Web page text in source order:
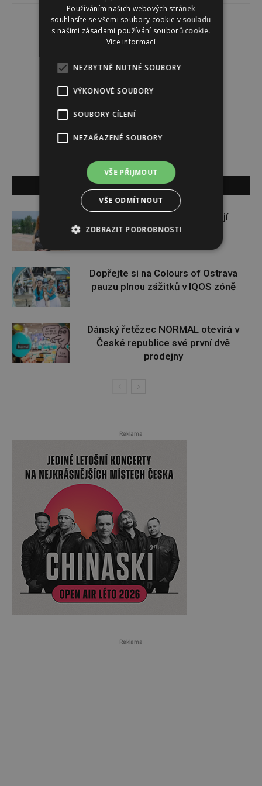
Redakce
Redakce magazínu Instinkt.
SOUVISEJÍCÍ ČLÁNKY
Gabriela Soukalová se nebojí
sportovat ani v těhotenství
Dopřejte si na Colours of Ostrava
pauzu plnou zážitků v IQOS zóně
Dánský řetězec NORMAL otevírá v
České republice své první dvě
prodejny
Reklama
Reklama
Používáním našich webových stránek
souhlasíte se všemi soubory cookie v souladu
s našimi zásadami používání souborů cookie.
Více informací
NEZBYTNĚ NUTNÉ SOUBORY
VÝKONOVÉ SOUBORY
SOUBORY CÍLENÍ
NEZAŘAZENÉ SOUBORY
VŠE PŘIJMOUT
VŠE ODMÍTNOUT
ZOBRAZIT PODROBNOSTI